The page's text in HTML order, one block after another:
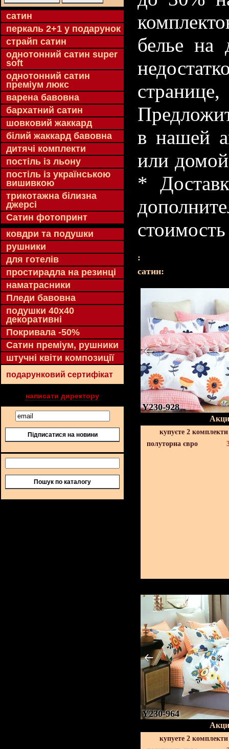
cатин
перкаль 2+1 у подарунок
страйп сатин
однотонний сатин super
soft
однотонний сатин
преміум люкс
варена бавовна
бархатний сатин
шовковий жаккард
білий жаккард бавовна
дитячі комплекти
постіль із льону
постіль із українською
вишивкою
трикотажна білизна
джерсі
Сатин фотопринт
ковдри та подушки
рушники
для готелів
простирадла на резинці
наматрасники
Пледи бавовна
подушки 40х40
декоративні
Покривала -50%
Сатин преміум, рушники
штучні квіти композиції
подарунковий сертифікат
написати директору
Підписатися на новини
Пошук по каталогу
белье на
в нашей
или
*
:
cатин:
Y230-928
купуєте 2
полуторна євро
Y230-964
купуете 2